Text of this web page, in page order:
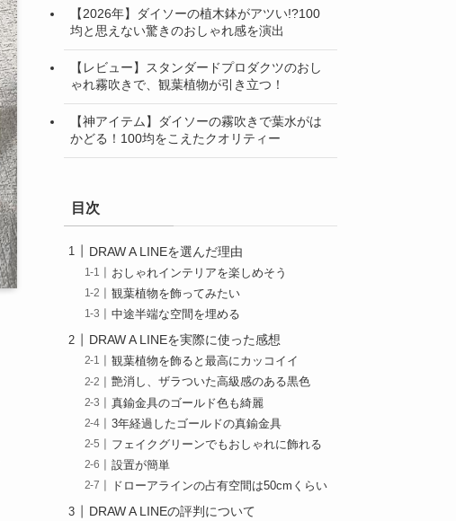
【2026年】ダイソーの植木鉢がアツい!?100
均と思えない驚きのおしゃれ感を演出
【レビュー】スタンダードプロダクツのおし
ゃれ霧吹きで、観葉植物が引き立つ！
【神アイテム】ダイソーの霧吹きで葉水がは
かどる！100均をこえたクオリティー
目次
DRAW A LINEを選んだ理由
おしゃれインテリアを楽しめそう
観葉植物を飾ってみたい
中途半端な空間を埋める
DRAW A LINEを実際に使った感想
観葉植物を飾ると最高にカッコイイ
艶消し、ザラついた高級感のある黒色
真鍮金具のゴールド色も綺麗
3年経過したゴールドの真鍮金具
フェイクグリーンでもおしゃれに飾れる
設置が簡単
ドローアラインの占有空間は50cmくらい
DRAW A LINEの評判について